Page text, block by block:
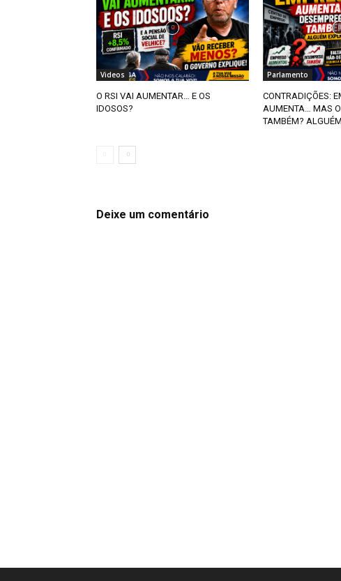
Videos
O RSI VAI AUMENTAR… E OS
IDOSOS?
Parlamento
CONTRADIÇÕES:
AUMENTA… MAS O
TAMBÉM?
Deixe um comentário